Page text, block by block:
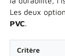
Les deux
PVC.
Critère